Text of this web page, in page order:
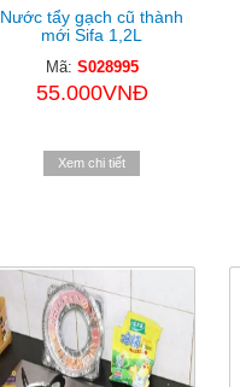
Nước tẩy gạch cũ thành
mới Sifa 1,2L
Mã: S028995
55.000VNĐ
Xem chi tiết